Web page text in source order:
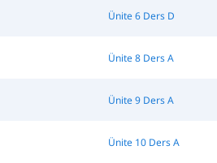
Ünite 6 Ders D
Ünite 8 Ders A
Ünite 9 Ders A
Ünite 10 Ders A